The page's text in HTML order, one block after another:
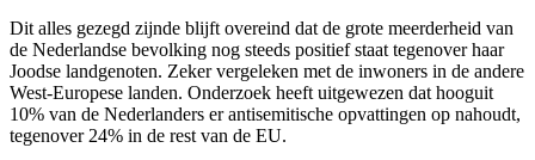
Dit alles gezegd zijnde blijft overeind dat de grote meerderheid van
de Nederlandse bevolking nog steeds positief staat tegenover haar
Joodse landgenoten. Zeker vergeleken met de inwoners in de andere
West-Europese landen. Onderzoek heeft uitgewezen dat hooguit
10% van de Nederlanders er antisemitische opvattingen op nahoudt,
tegenover 24% in de rest van de EU.